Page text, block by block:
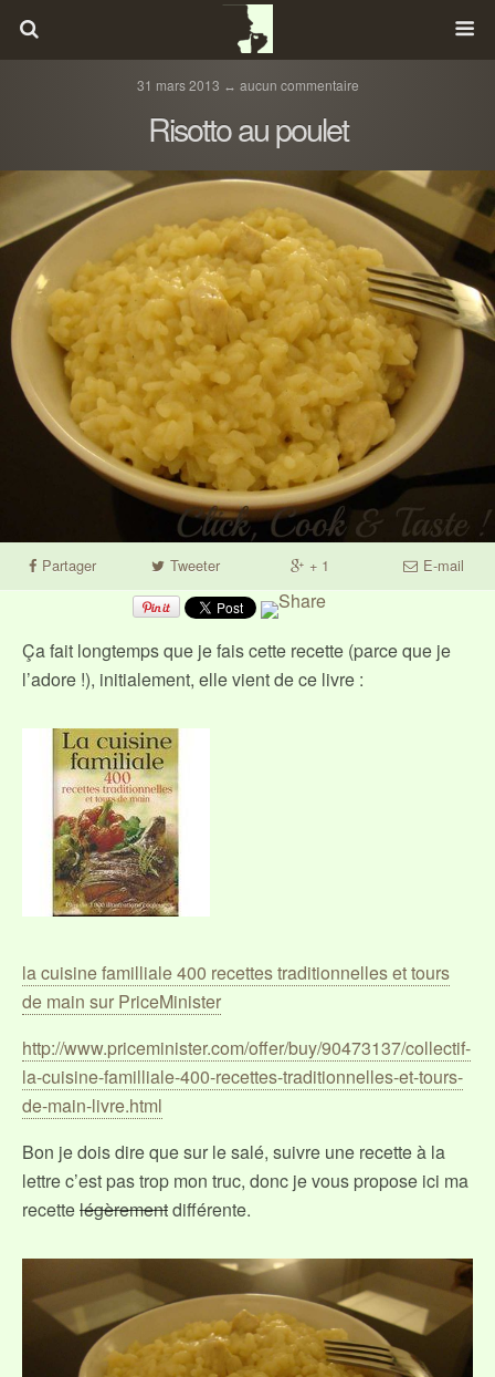
31 mars 2013 ↔ aucun commentaire
Risotto au poulet
Partager Tweeter + 1 E-mail
Ça fait longtemps que je fais cette recette (parce que je
l’adore !), initialement, elle vient de ce livre :
la cuisine familliale 400 recettes traditionnelles et tours
de main sur PriceMinister
http://www.priceminister.com/offer/buy/90473137/collectif-
la-cuisine-familliale-400-recettes-traditionnelles-et-tours-
de-main-livre.html
Bon je dois dire que sur le salé, suivre une recette à la
lettre c’est pas trop mon truc, donc je vous propose ici ma
recettelégèrementdifférente.